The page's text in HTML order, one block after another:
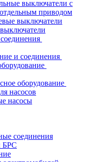
выключатели с
приводом
выключатели
и соединения
оборудование
насосов
насосы
соединения
БРС